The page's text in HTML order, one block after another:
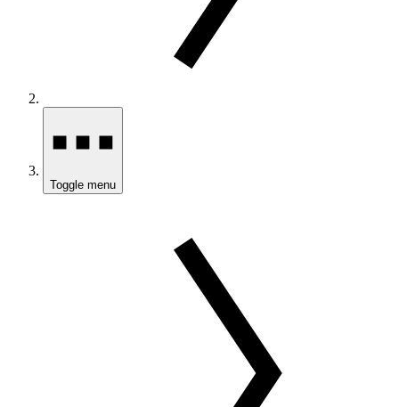
Toggle menu